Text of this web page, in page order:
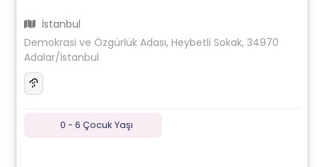
İstanbul
Demokrasi ve Özgürlük Adası, Heybetli Sokak, 34970
Adalar/İstanbul
0 - 6 Çocuk Yaşı